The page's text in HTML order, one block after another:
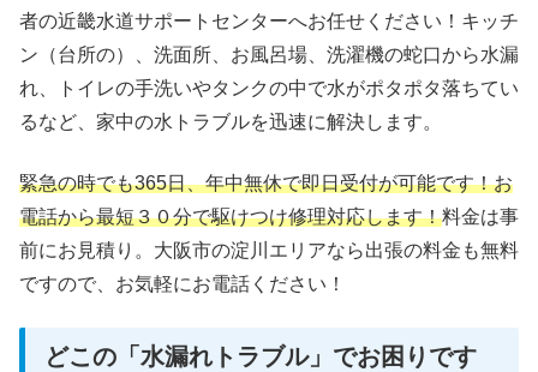
者の近畿水道サポートセンターへお任せください！キッチ
ン（台所の）、洗面所、お風呂場、洗濯機の蛇口から水漏
れ、トイレの手洗いやタンクの中で水がポタポタ落ちてい
るなど、家中の水トラブルを迅速に解決します。
緊急の時でも365日、年中無休で即日受付が可能です！お
電話から最短３０分で駆けつけ修理対応します！料金は事
前にお見積り。大阪市の淀川エリアなら出張の料金も無料
ですので、お気軽にお電話ください！
どこの「水漏れトラブル」でお困りです